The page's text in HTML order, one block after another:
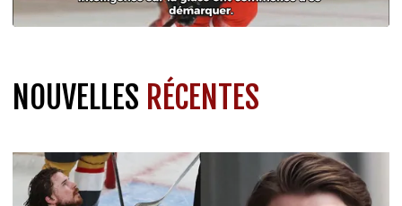
NOUVELLES RÉCENTES